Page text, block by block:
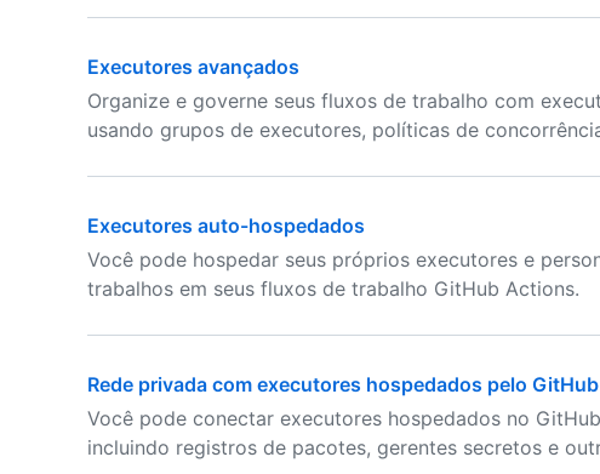
Executores avançados
Organize e governe seus fluxos de trabalho com
usando grupos de executores, políticas de
Executores auto-hospedados
Você pode hospedar seus próprios executores e
trabalhos em seus fluxos de trabalho GitHub Actions.
Rede privada com executores hospedados pelo GitHub
Você pode conectar executores hospedados no
incluindo registros de pacotes, gerentes secretos e